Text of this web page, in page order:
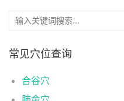
常见穴位查询
合谷穴